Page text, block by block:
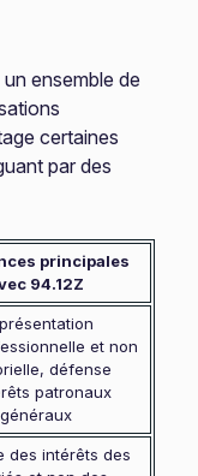
ensemble de
certaines
par des
principales
94.12Z
et non
défense
patronaux
généraux
des intérêts des